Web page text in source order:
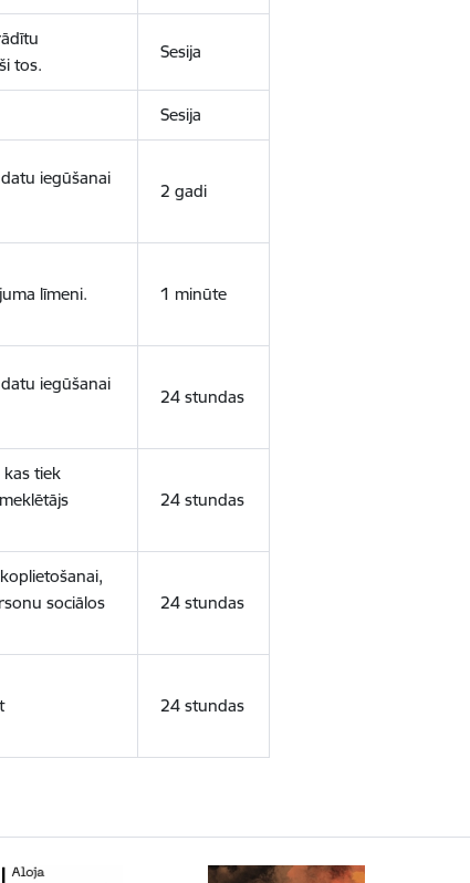
tos.
Sesija
Sesija
iegūšanai
2 gadi
līmeni. 1 minūte
iegūšanai
24 stundas
tiek
24 stundas
sociālos
24 stundas
24 stundas